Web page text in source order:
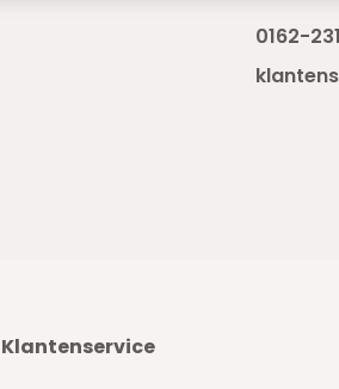
0162-
Klantenservice